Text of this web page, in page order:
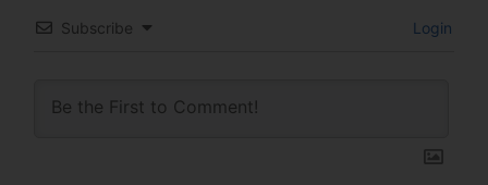
Subscribe Login